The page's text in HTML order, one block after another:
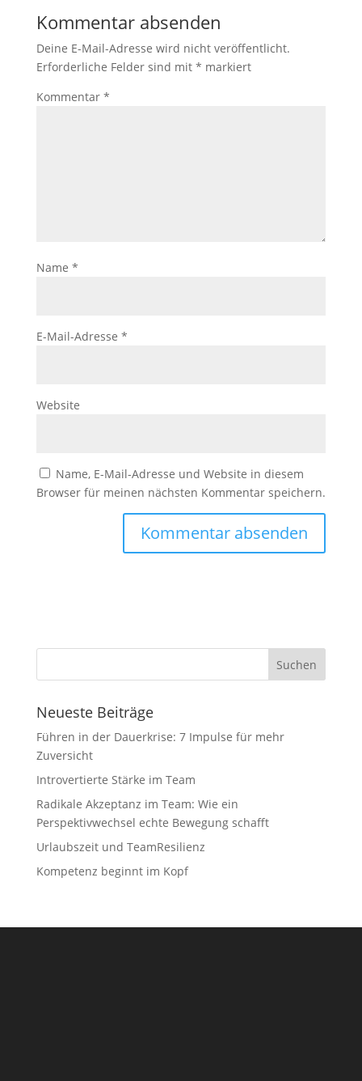
Kommentar absenden
Deine E-Mail-Adresse wird nicht veröffentlicht.
Erforderliche Felder sind mit * markiert
Kommentar *
Name *
E-Mail-Adresse *
Website
Name, E-Mail-Adresse und Website in diesem
Browser für meinen nächsten Kommentar speichern.
Neueste Beiträge
Führen in der Dauerkrise: 7 Impulse für mehr
Zuversicht
Introvertierte Stärke im Team
Radikale Akzeptanz im Team: Wie ein
Perspektivwechsel echte Bewegung schafft
Urlaubszeit und TeamResilienz
Kompetenz beginnt im Kopf